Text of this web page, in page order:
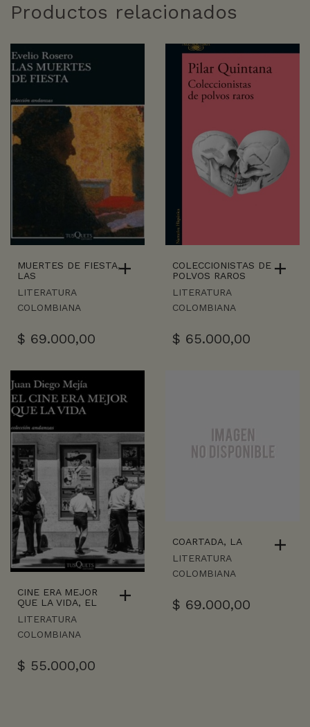
Productos relacionados
MUERTES DE FIESTA,
LAS
LITERATURA
COLOMBIANA
$ 69.000,00
COLECCIONISTAS DE
POLVOS RAROS
LITERATURA
COLOMBIANA
$ 65.000,00
CINE ERA MEJOR
QUE LA VIDA, EL
LITERATURA
COLOMBIANA
$ 55.000,00
COARTADA, LA
LITERATURA
COLOMBIANA
$ 69.000,00